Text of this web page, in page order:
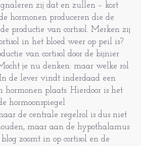
zij dat en zullen – kort
hormonen produceren die de
productie van cortisol. Merken zij
in het bloed weer op peil is?
van cortisol door de bijnier
je nu denken: maar welke rol
de lever vindt inderdaad een
hormonen plaats. Hierdoor is het
hormoonspiegel
de centrale regelrol is dus niet
maar aan de hypothalamus
zoomt in op cortisol en de